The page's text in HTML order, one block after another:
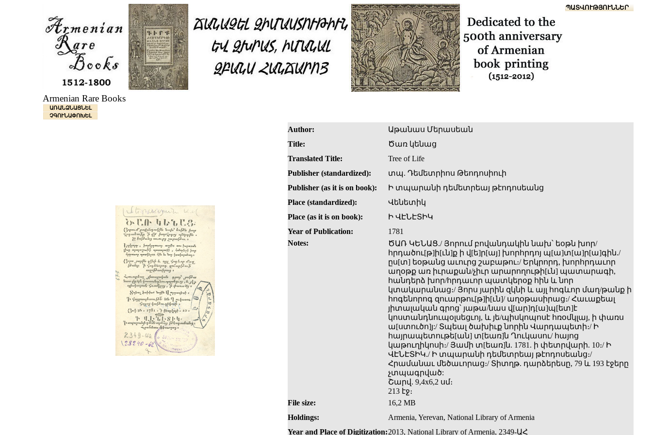
ՆԱԽԱՊԱՏՎՈՒԹՅՈՒՆՆԵՐ
Armenian Rare Books
ԱՌԱՆՁՆԱՑՆԵԼ
ՉԳՈՒՆԱՓՈԽԵԼ
Author:
Աթանաս Մերասեան
Title:
Ծառ կենաց
Translated Title:
Tree of Life
Publisher (standardized):
տպ. Դեմետրիոս Թեոդոսիուի
Publisher (as it is on book):
Ի տպարանի դեմետրեայ թէոդոսեանց
Place (standardized):
Վենետիկ
Place (as it is on book):
Ի ՎԷՆԷՏԻԿ
Year of Publication:
1781
Notes:
ԾԱՌ ԿԵՆԱՑ./ Յորում բովանդակին նախ՝ եօթն խոր/
հրդածու[թ]ի[ւն]ք ի վ[ե]ր[այ] խորհրդոյ պ[ա]տ[ա]ր[ա]գին./
ըս[տ] եօթանց աւուրց շաբաթու։/ Երկրորդ, խորհրդաւոր
աղօթք առ իւրաքան/չիւր արարողութի[ւն] պատարագի,
հանդերձ խոր/հրդաւոր պատկերօք հին և նոր
կտակարանաց։/ Յորս յարին զկնի և այլ հոգևոր մաղ/թանք ի
հոգենորոգ զուարթու[թ]ի[ւն]/ աղօթասիրաց։/ Հաւաքեալ
յիտալական գրոց՝ յաթա/նաս վ[ար]դ[ա]պ[ետ]է
կոստանդնուպօլսեցւոյ, և յե/պիսկոպոսէ հռօմկլայ, ի փառս
ա[ստուծո]յ:/ Տպեալ ծախիւք նորին Վարդապետի։/ Ի
հայրապետութե[ան] տ[եառ]ն Ղուկասու/ հայոց
կաթուղիկոսի։/ Յամի տ[եառ]ն. 1781. ի փետրվարի. 10։/ Ի
ՎԷՆԷՏԻԿ./ Ի տպարանի դեմետրեայ թէոդոսեանց։/
Հրամանաւ մեծաւորաց։/ Տիտղթ. դարձերեսը, 79 և 193 էջերը
չտպագրված:
Շարվ. 9,4x6,2 սմ։
213 էջ։
File size:
16,2 MB
Holdings:
Armenia, Yerevan, National Library of Armenia
Year and Place of Digitization:2013, National Library of Armenia, 2349-ԱՀ